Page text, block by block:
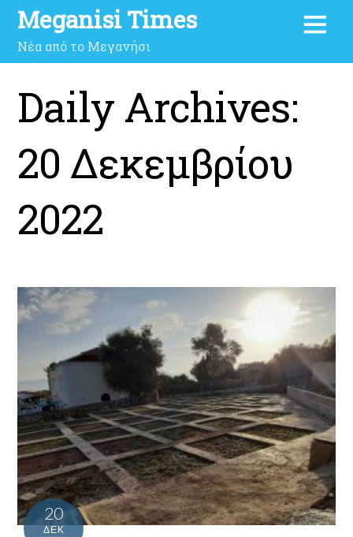
Meganisi Times
Νέα από το Μεγανήσι
Daily Archives:
20 Δεκεμβρίου
2022
20
ΔΕΚ